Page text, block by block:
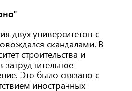
двух университетов с
скандалами. В
строительства и
затруднительное
Это было связано с
иностранных